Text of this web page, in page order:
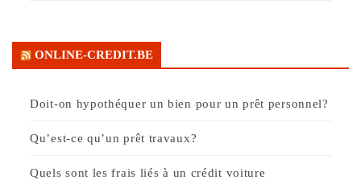
ONLINE-CREDIT.BE
Doit-on hypothéquer un bien pour un prêt personnel?
Qu’est-ce qu’un prêt travaux?
Quels sont les frais liés à un crédit voiture